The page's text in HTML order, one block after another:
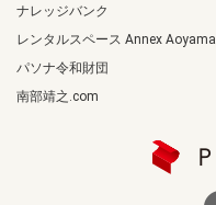
ナレッジバンク
レンタルスペース Annex Aoyama
パソナ令和財団
南部靖之.com